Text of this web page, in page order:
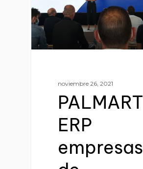
noviembre 26, 2021
PALMART
ERP
empresas